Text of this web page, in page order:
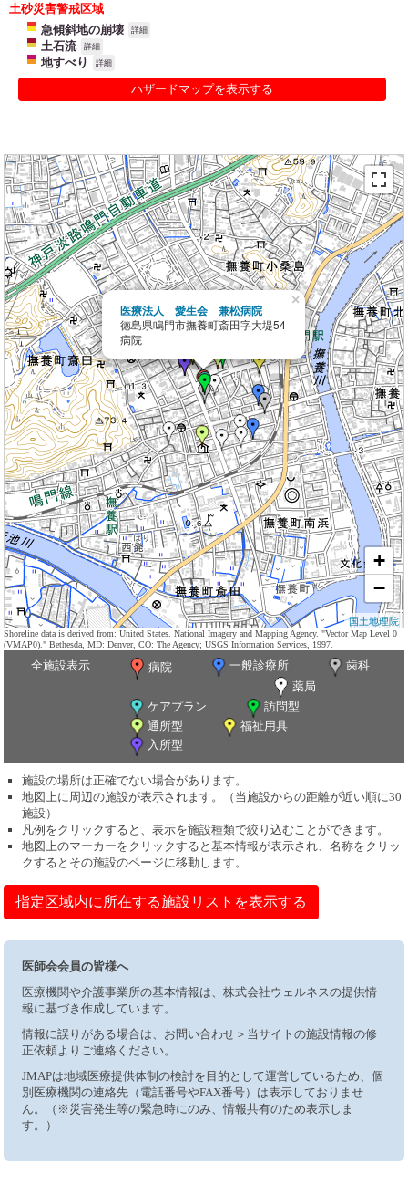
土砂災害警戒区域
急傾斜地の崩壊
詳細
土石流 詳細
地すべり 詳細
ハザードマップを表示する
医療法人 愛生会 兼松病院
徳島県鳴門市撫養町斎田字大堤54
病院
×
+
−
国土地理院
Shoreline data is derived from: United States. National Imagery and Mapping Agency. "Vector Map Level 0
(VMAP0)." Bethesda, MD: Denver, CO: The Agency; USGS Information Services, 1997.
全施設表示 病院 一般診療所
歯科
薬局
ケアプラン
訪問型
通所型
福祉用具
入所型
施設の場所は正確でない場合があります。
地図上に周辺の施設が表示されます。（当施設からの距離が近い順に30
施設）
凡例をクリックすると、表示を施設種類で絞り込むことができます。
地図上のマーカーをクリックすると基本情報が表示され、名称をクリッ
クするとその施設のページに移動します。
指定区域内に所在する施設リストを表示する
医師会会員の皆様へ
医療機関や介護事業所の基本情報は、株式会社ウェルネスの提供情
報に基づき作成しています。
情報に誤りがある場合は、お問い合わせ＞当サイトの施設情報の修
正依頼よりご連絡ください。
JMAPは地域医療提供体制の検討を目的として運営しているため、個
別医療機関の連絡先（電話番号やFAX番号）は表示しておりませ
ん。（※災害発生等の緊急時にのみ、情報共有のため表示しま
す。）